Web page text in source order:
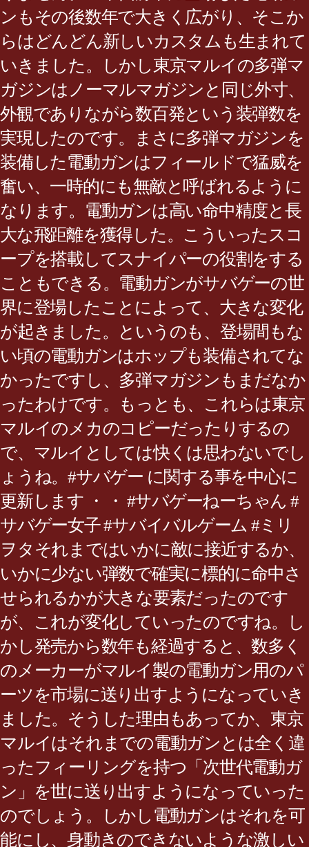
ンもその後数年で大きく広がり、そこか
らはどんどん新しいカスタムも生まれて
いきました。しかし東京マルイの多弾マ
ガジンはノーマルマガジンと同じ外寸、
外観でありながら数百発という装弾数を
実現したのです。まさに多弾マガジンを
装備した電動ガンはフィールドで猛威を
奮い、一時的にも無敵と呼ばれるように
なります。電動ガンは高い命中精度と長
大な飛距離を獲得した。こういったスコ
ープを搭載してスナイパーの役割をする
こともできる。電動ガンがサバゲーの世
界に登場したことによって、大きな変化
が起きました。というのも、登場間もな
い頃の電動ガンはホップも装備されてな
かったですし、多弾マガジンもまだなか
ったわけです。もっとも、これらは東京
マルイのメカのコピーだったりするの
で、マルイとしては快くは思わないでし
ょうね。#サバゲー に関する事を中心に
更新します ・ ・ #サバゲーねーちゃん #
サバゲー女子 #サバイバルゲーム #ミリ
ヲタそれまではいかに敵に接近するか、
いかに少ない弾数で確実に標的に命中さ
せられるかが大きな要素だったのです
が、これが変化していったのですね。し
かし発売から数年も経過すると、数多く
のメーカーがマルイ製の電動ガン用のパ
ーツを市場に送り出すようになっていき
ました。そうした理由もあってか、東京
マルイはそれまでの電動ガンとは全く違
ったフィーリングを持つ「次世代電動ガ
ン」を世に送り出すようになっていった
のでしょう。しかし電動ガンはそれを可
能にし、身動きのできないような激しい